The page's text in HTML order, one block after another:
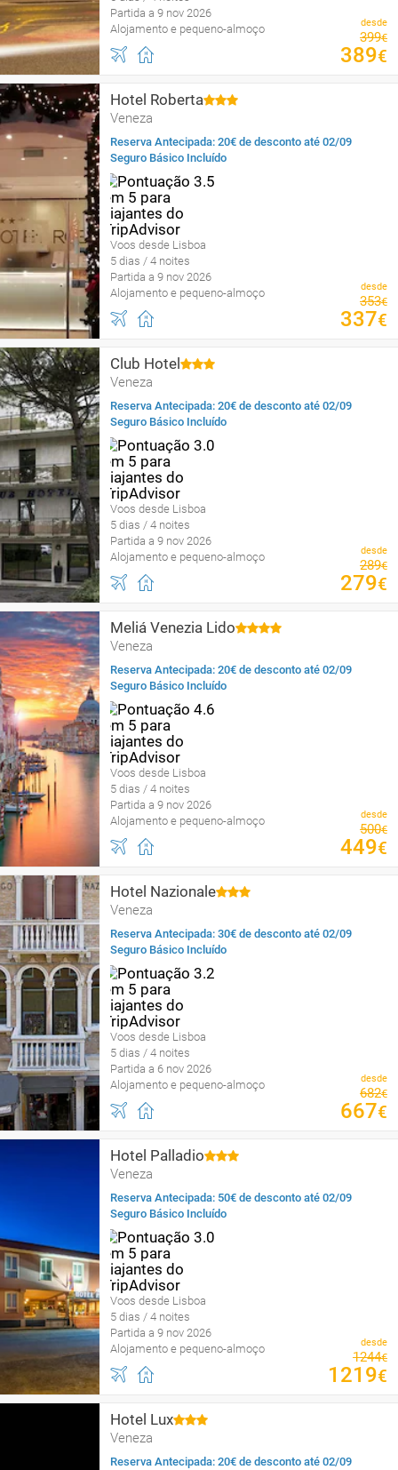
Partida a 9 nov 2026
Alojamento e pequeno-almoço
desde
399€
389€
Hotel Roberta
Veneza
Reserva Antecipada: 20€ de desconto até 02/09
Seguro Básico Incluído
Voos desde Lisboa
5 dias / 4 noites
Partida a 9 nov 2026
Alojamento e pequeno-almoço
desde
353€
337€
Club Hotel
Veneza
Reserva Antecipada: 20€ de desconto até 02/09
Seguro Básico Incluído
Voos desde Lisboa
5 dias / 4 noites
Partida a 9 nov 2026
Alojamento e pequeno-almoço
desde
289€
279€
Meliá Venezia Lido
Veneza
Reserva Antecipada: 20€ de desconto até 02/09
Seguro Básico Incluído
Voos desde Lisboa
5 dias / 4 noites
Partida a 9 nov 2026
Alojamento e pequeno-almoço
desde
500€
449€
Hotel Nazionale
Veneza
Reserva Antecipada: 30€ de desconto até 02/09
Seguro Básico Incluído
Voos desde Lisboa
5 dias / 4 noites
Partida a 6 nov 2026
Alojamento e pequeno-almoço
desde
682€
667€
Hotel Palladio
Veneza
Reserva Antecipada: 50€ de desconto até 02/09
Seguro Básico Incluído
Voos desde Lisboa
5 dias / 4 noites
Partida a 9 nov 2026
Alojamento e pequeno-almoço
desde
1244€
1219€
Hotel Lux
Veneza
Reserva Antecipada: 20€ de desconto até 02/09